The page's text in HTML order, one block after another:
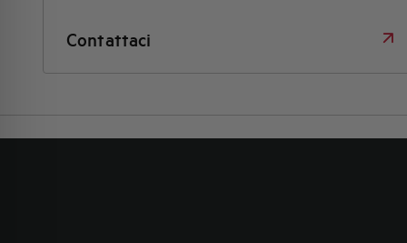
Contattaci